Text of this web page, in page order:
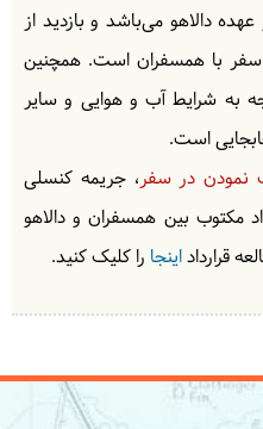
دالاهو می‌باشد و بازدید از
سفر با همسفران است. همچنین
به شرایط آب و هوایی و سایر
است.
نمودن در سفر، جریمه کنسلی
مکتوب بین همسفران و دالاهو
قرارداداینجا را کلیک کنید.